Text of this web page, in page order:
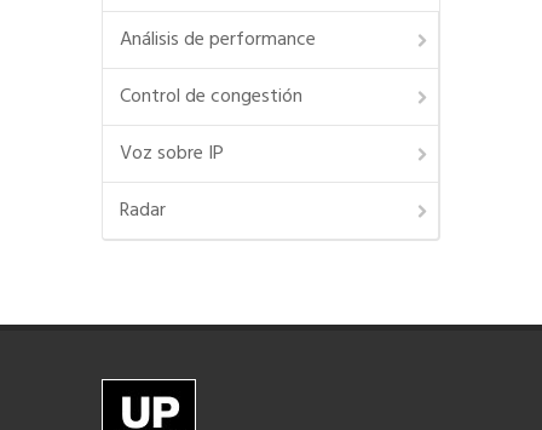
Análisis de performance
Control de congestión
Voz sobre IP
Radar